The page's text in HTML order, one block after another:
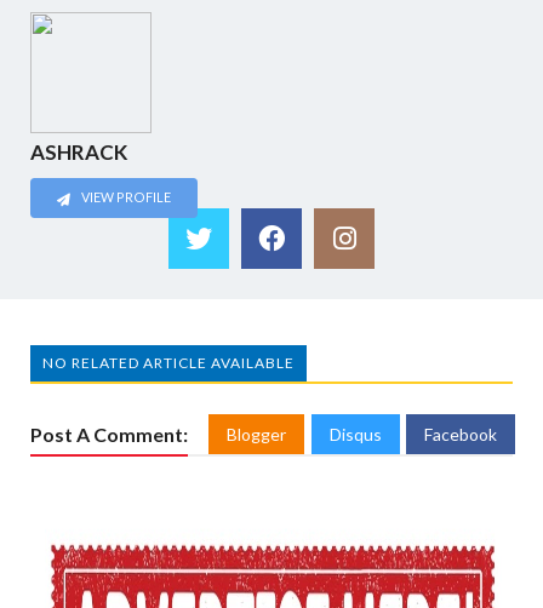
ASHRACK
VIEW PROFILE
NO RELATED ARTICLE AVAILABLE
Post A Comment: Blogger Disqus Facebook